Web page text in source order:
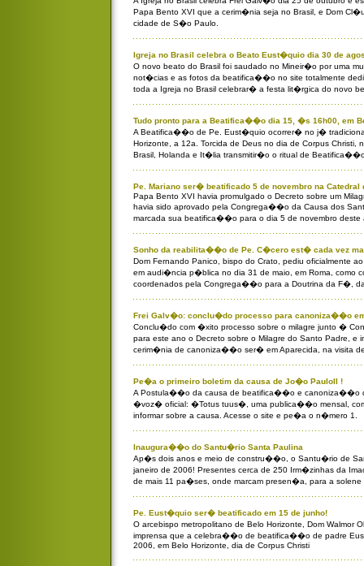
Papa Bento XVI que a cerim�nia seja no Brasil, e Dom
cidade de S�o Paulo.
Igreja no Brasil celebra o Beato Eust�quio dia 30 de
O novo beato do Brasil foi saudado no Mineir�o por uma
not�cias e as fotos da beatifica��o no site totalmente
toda a Igreja no Brasil celebrar� a festa lit�rgica do novo
Tudo pronto para a Beatifica��o dia 15, �s 16h00, em
A Beatifica��o de Pe. Eust�quio ocorrer� no j�
Horizonte, a 12a. Torcida de Deus no dia de Corpus
Brasil, Holanda e It�lia transmitir�o o ritual de
Pe. Mariano ser� beatificado 5 de novembro na Catedral
Papa Bento XVI havia promulgado o Decreto sobre um
havia sido aprovado pela Congrega��o da Causa dos
marcada sua beatifica��o para o dia 5 de novembro
Sonho da reabilita��o de Pe. C�cero est� cada vez
Dom Fernando Panico, bispo do Crato, pediu oficialmente
em audi�ncia p�blica no dia 31 de maio, em Roma, como
coordenados pela Congrega��o para a Doutrina da F�,
Frei Galv�o: conclu�do processo para canoniza��o
Conclu�do com �xito processo sobre o milagre junto �
para este ano o Decreto sobre o Milagre do Santo Padre, e
cerim�nia de canoniza��o ser� em Aparecida, na visita
Pe�a o primeiro boletim da causa de Jo�o PauloII !
A Postula��o da causa de beatifica��o e canoniza��o
�voz� oficial: �Totus tuus�, uma publica��o mensal,
informar sobre a causa. Acesse o site e pe�a o n�mero 1.
Inaugura��o do Santu�rio Santa Paulina
Ap�s dois anos e meio de constru��o, o Santu�rio de
janeiro de 2006! Presentes cerca de 250 Irm�zinhas da
de mais 11 pa�ses, onde marcam presen�a, para a
Pe. Eust�quio ser� beatificado em 15 de junho!
O arcebispo metropolitano de Belo Horizonte, Dom Walmor
imprensa que a celebra��o de beatifica��o de padre
2006, em Belo Horizonte, dia de Corpus Christi